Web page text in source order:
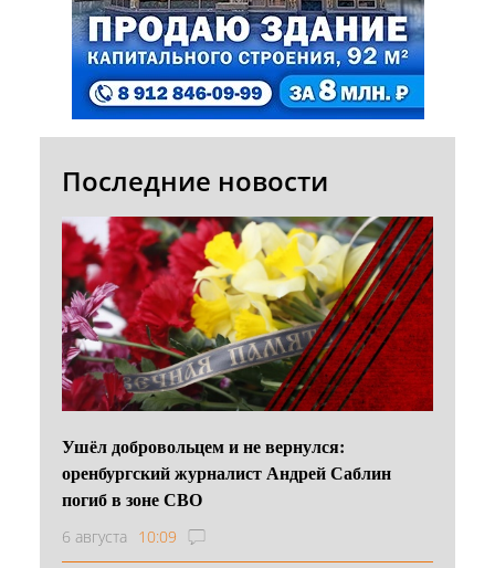
Последние новости
Ушёл добровольцем и не вернулся:
оренбургский журналист Андрей Саблин
погиб в зоне СВО
6 августа 10:09